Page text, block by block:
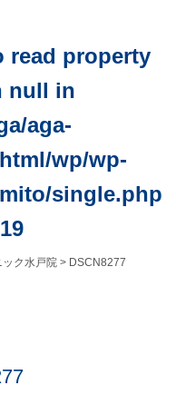
read property
null in
aga-
wp/wp-
single.php
19
ク水戸院 > DSCN8277